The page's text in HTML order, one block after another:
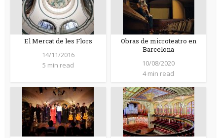
El Mercat de les Flors
14/11/2016
5 min read
Obras de microteatro en
Barcelona
10/08/2020
4 min read